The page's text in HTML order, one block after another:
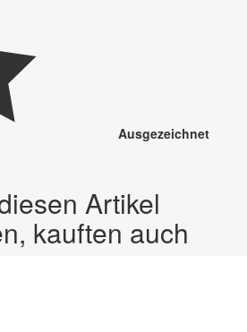
Ausgezeichnet
Artikel
kauften auch